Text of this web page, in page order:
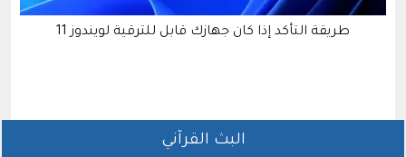
طريقة التأكد إذا كان جهازك قابل للترقية لويندوز 11
البث القرآني